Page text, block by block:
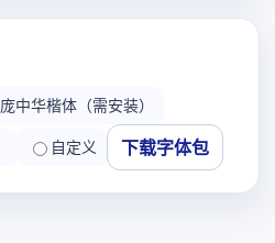
庞中华楷体（需安装）
自定义 下载字体包